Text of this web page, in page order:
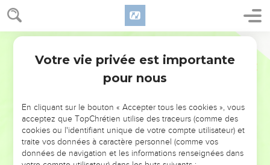
NE MANQUEZ PAS L’ÉVÉNEMENT
DE L’ANNÉE !
ET SI LEURS ERREURS POUVAIENT VOUS ÉVITER LES
VOTRES ?
Votre vie privée est importante
pour nous
En cliquant sur le bouton « Accepter tous les cookies », vous
acceptez que TopChrétien utilise des traceurs (comme des
cookies ou l'identifiant unique de votre compte utilisateur) et
traite vos données à caractère personnel (comme vos
données de navigation et les informations renseignées dans